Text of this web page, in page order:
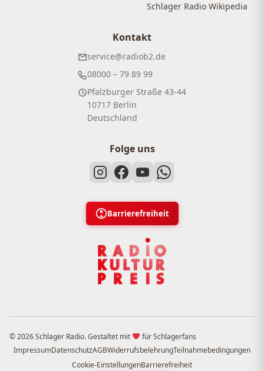
Schlager Radio Wikipedia
Kontakt
service@radiob2.de
08000 – 79 89 99
Pfalzburger Straße 43-44
10717 Berlin
Deutschland
Folge uns
Barrierefreiheit
© 2026 Schlager Radio. Gestaltet mit
für Schlagerfans
ImpressumDatenschutzAGBWiderrufsbelehrungTeilnahmebedingungen
Cookie-EinstellungenBarrierefreiheit